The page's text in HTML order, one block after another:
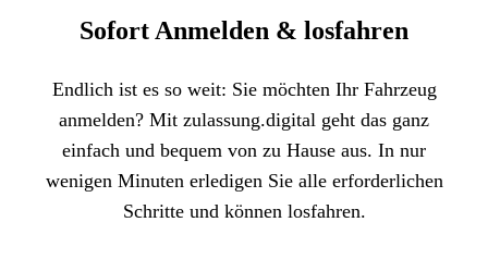
Sofort Anmelden & losfahren
Endlich ist es so weit: Sie möchten Ihr Fahrzeug
anmelden? Mit zulassung.digital geht das ganz
einfach und bequem von zu Hause aus. In nur
wenigen Minuten erledigen Sie alle erforderlichen
Schritte und können losfahren.